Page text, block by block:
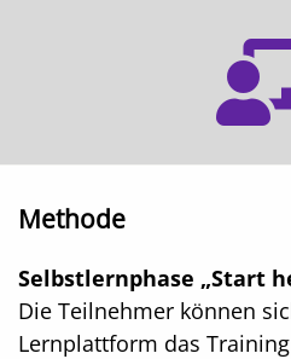
Methode
Selbstlernphase „Start
Die Teilnehmer können
Lernplattform das